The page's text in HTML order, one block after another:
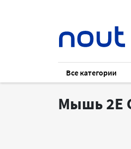
Все категории
Каталог
Мышь 2E